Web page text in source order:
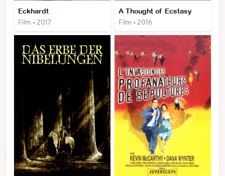
Eckhardt
Film • 2017
A Thought of Ecstasy
Film • 2016